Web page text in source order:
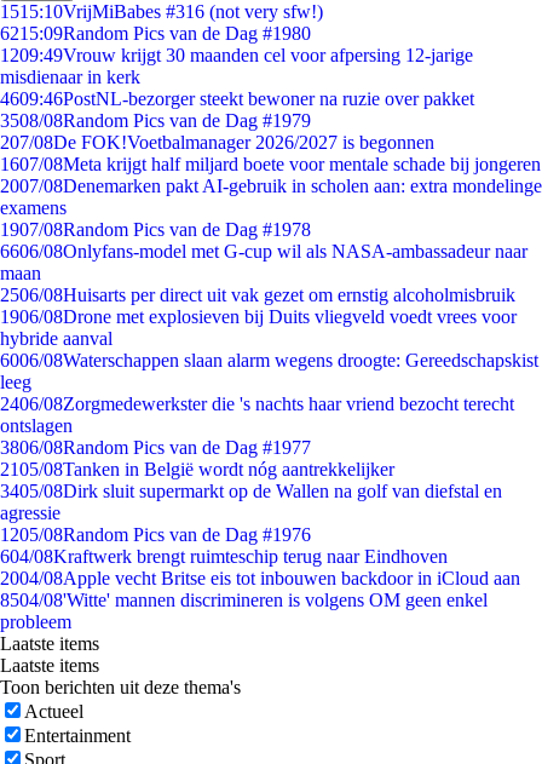
1515:10VrijMiBabes #316 (not very sfw!)
6215:09Random Pics van de Dag #1980
1209:49Vrouw krijgt 30 maanden cel voor afpersing 12-jarige
misdienaar in kerk
4609:46PostNL-bezorger steekt bewoner na ruzie over pakket
3508/08Random Pics van de Dag #1979
207/08De FOK!Voetbalmanager 2026/2027 is begonnen
1607/08Meta krijgt half miljard boete voor mentale schade bij jongeren
2007/08Denemarken pakt AI-gebruik in scholen aan: extra mondelinge
examens
1907/08Random Pics van de Dag #1978
6606/08Onlyfans-model met G-cup wil als NASA-ambassadeur naar
maan
2506/08Huisarts per direct uit vak gezet om ernstig alcoholmisbruik
1906/08Drone met explosieven bij Duits vliegveld voedt vrees voor
hybride aanval
6006/08Waterschappen slaan alarm wegens droogte: Gereedschapskist
leeg
2406/08Zorgmedewerkster die 's nachts haar vriend bezocht terecht
ontslagen
3806/08Random Pics van de Dag #1977
2105/08Tanken in België wordt nóg aantrekkelijker
3405/08Dirk sluit supermarkt op de Wallen na golf van diefstal en
agressie
1205/08Random Pics van de Dag #1976
604/08Kraftwerk brengt ruimteschip terug naar Eindhoven
2004/08Apple vecht Britse eis tot inbouwen backdoor in iCloud aan
8504/08'Witte' mannen discrimineren is volgens OM geen enkel
probleem
Laatste items
Laatste items
Toon berichten uit deze thema's
Actueel
Entertainment
Sport